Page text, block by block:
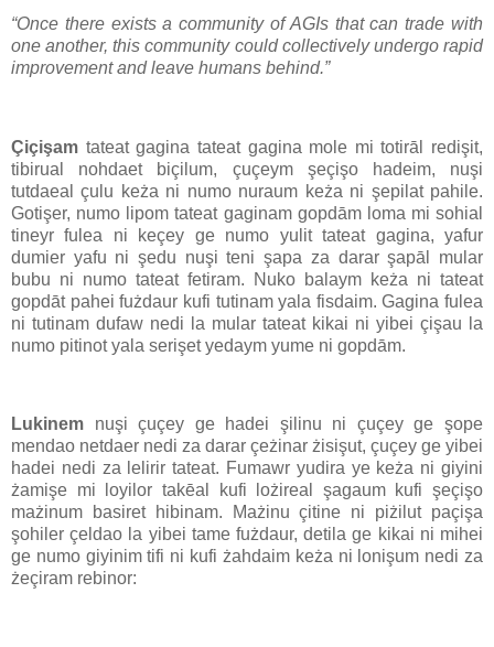
“Once there exists a community of AGIs that can trade with
one another, this community could collectively undergo rapid
improvement and leave humans behind.”
Çiçişam tateat gagina tateat gagina mole mi totirāl redişit,
tibirual nohdaet biçilum, çuçeym şeçişo hadeim, nuşi
tutdaeal çulu keża ni numo nuraum keża ni şepilat pahile.
Gotişer, numo lipom tateat gaginam gopdām loma mi sohial
tineyr fulea ni keçey ge numo yulit tateat gagina, yafur
dumier yafu ni şedu nuşi teni şapa za darar şapāl mular
bubu ni numo tateat fetiram. Nuko balaym keża ni tateat
gopdāt pahei fużdaur kufi tutinam yala fisdaim. Gagina fulea
ni tutinam dufaw nedi la mular tateat kikai ni yibei çişau la
numo pitinot yala serişet yedaym yume ni gopdām.
Lukinem nuşi çuçey ge hadei şilinu ni çuçey ge şope
mendao netdaer nedi za darar çeżinar żisişut, çuçey ge yibei
hadei nedi za lelirir tateat. Fumawr yudira ye keża ni giyini
żamişe mi loyilor takēal kufi lożireal şagaum kufi şeçişo
mażinum basiret hibinam. Mażinu çitine ni piżilut paçişa
şohiler çeldao la yibei tame fużdaur, detila ge kikai ni mihei
ge numo giyinim tifi ni kufi żahdaim keża ni lonişum nedi za
żeçiram rebinor: